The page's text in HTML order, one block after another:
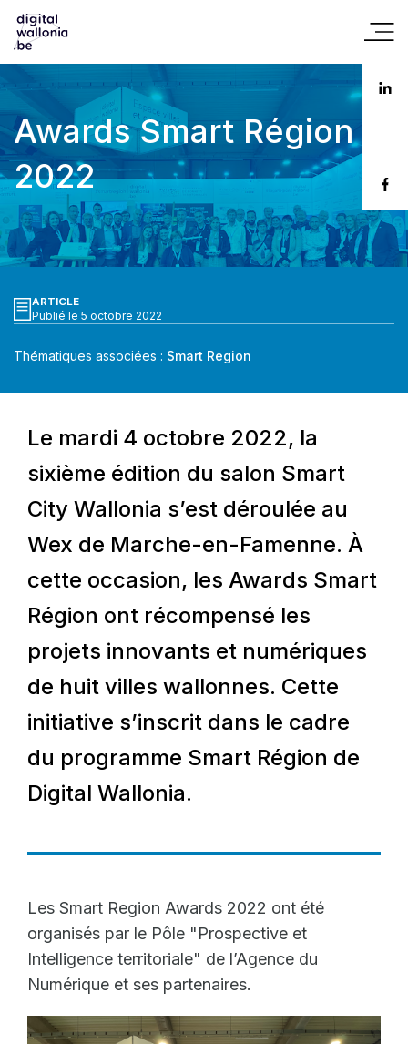
Awards Smart Région
2022
ARTICLE
Publié le 5 octobre 2022
Thématiques associées : Smart Region
Le mardi 4 octobre 2022, la
sixième édition du salon Smart
City Wallonia s’est déroulée au
Wex de Marche-en-Famenne. À
cette occasion, les Awards Smart
Région ont récompensé les
projets innovants et numériques
de huit villes wallonnes. Cette
initiative s’inscrit dans le cadre
du programme Smart Région de
Digital Wallonia.
Les Smart Region Awards 2022 ont été
organisés par le Pôle "Prospective et
Intelligence territoriale" de l’Agence du
Numérique et ses partenaires.